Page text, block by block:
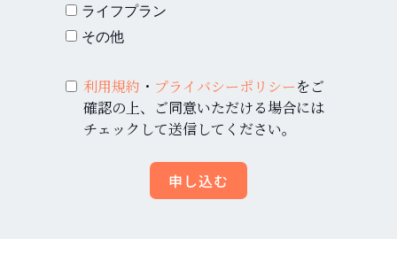
ライフプラン
その他
利用規約 ・ プライバシーポリシーをご
確認の上、ご同意いただける場合には
チェックして送信してください。
申し込む